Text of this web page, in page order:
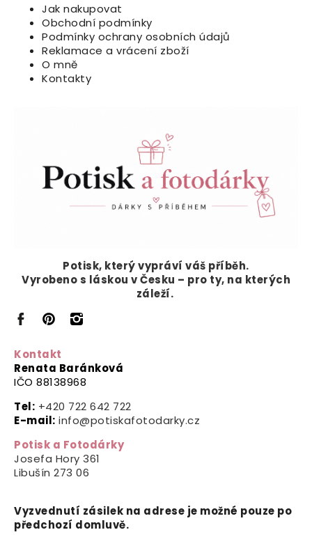
Jak nakupovat
Obchodní podmínky
Podmínky ochrany osobních údajů
Reklamace a vrácení zboží
O mně
Kontakty
Potisk, který vyprávíváš příběh.
Vyrobeno s láskou v Česku – pro ty, na kterých
záleží.
Kontakt
Renata Baránková
IČO 88138968
Tel: +420 722 642 722
E-mail: info@potiskafotodarky.cz
Potisk a Fotodárky
Josefa Hory 361
Libušín 273 06
Vyzvednutí zásilek na adrese je možné pouze po
předchozí domluvě.